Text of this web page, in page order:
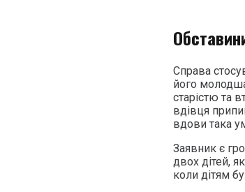
Справа
його
старістю та
вдівця
вдови така
Заявник є
двох дітей,
коли дітям